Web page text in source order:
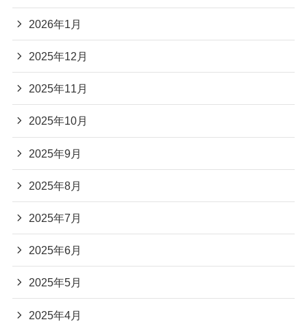
2026年1月
2025年12月
2025年11月
2025年10月
2025年9月
2025年8月
2025年7月
2025年6月
2025年5月
2025年4月